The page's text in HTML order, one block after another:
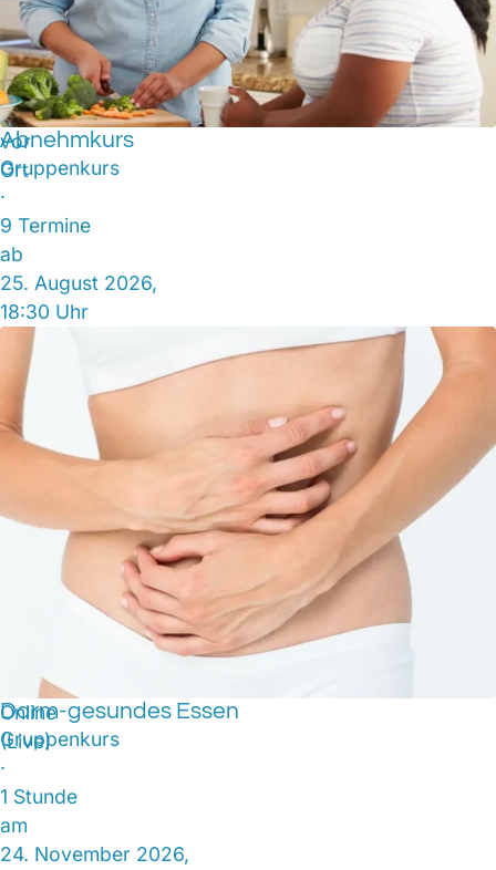
vor
Ort
Abnehmkurs
Gruppenkurs
·
9 Termine
ab
25. August 2026,
18:30 Uhr
Online
(Live)
Darm-gesundes Essen
Gruppenkurs
·
1 Stunde
am
24. November 2026,